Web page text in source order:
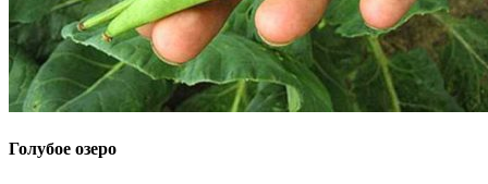
Голубое озеро